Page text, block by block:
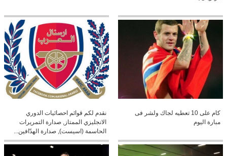
كام على 10 تعطيه لجاك ولشر فى
مبارة اليوم
نقدم لكم قوائم احصائيات الدوري
الانجليزي الممتاز, صدارة التمريرات
الحاسمة (اسيست), صدارة الهدّافين...